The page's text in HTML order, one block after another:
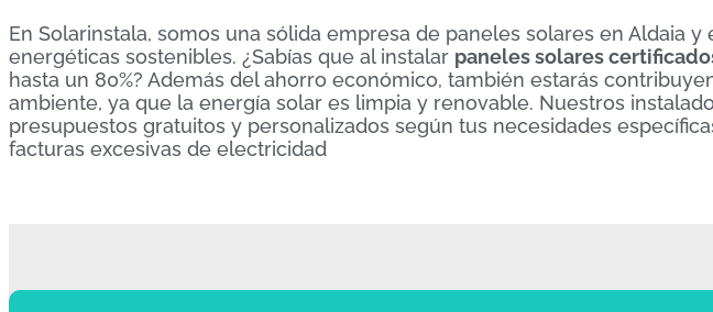
En Solarinstala, somos una sólida empresa de paneles solares en Aldaia
energéticas sostenibles. ¿Sabías que al instalar paneles solares
hasta un 80%? Además del ahorro económico, también estarás
ambiente, ya que la energía solar es limpia y renovable. Nuestros
presupuestos gratuitos y personalizados según tus necesidades
facturas excesivas de electricidad